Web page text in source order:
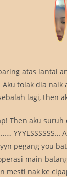
atas lantai
Aku tolak dia
lagi, then
Then aku
YYYESSSSSS…
pegang you
main
mesti nak ke